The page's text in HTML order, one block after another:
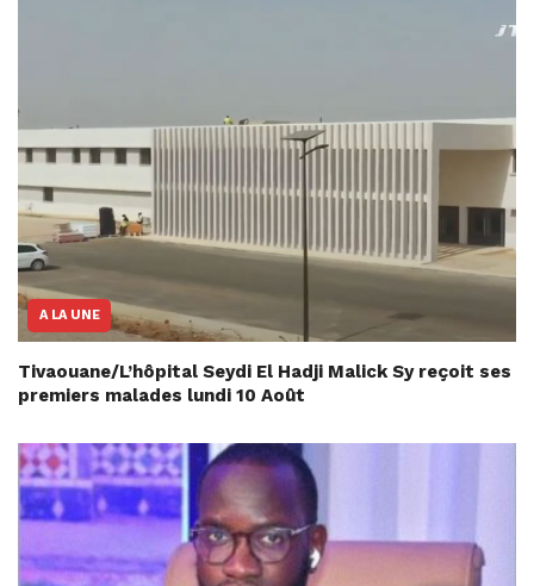
A LA UNE
Tivaouane/L’hôpital Seydi El Hadji Malick Sy reçoit ses
premiers malades lundi 10 Août